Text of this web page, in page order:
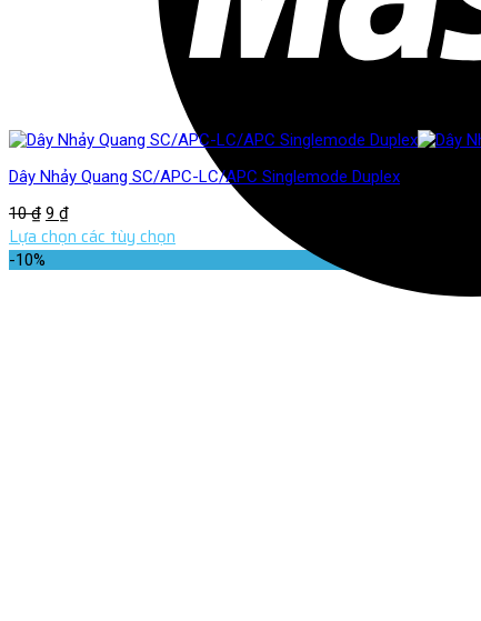
Dây Nhảy Quang SC/APC-LC/APC Singlemode Duplex
10₫ 9 ₫
Lựa chọn các tùy chọn
-10%